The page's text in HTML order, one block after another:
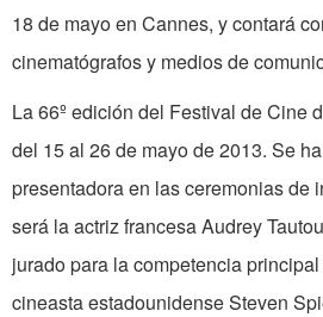
18 de mayo en Cannes, y contará
cinematógrafos y medios de
La 66º edición del Festival de Cine
del 15 al 26 de mayo de 2013. Se
presentadora en las ceremonias de
será la actriz francesa Audrey
jurado para la ­competencia
cineasta estadounidense Steven